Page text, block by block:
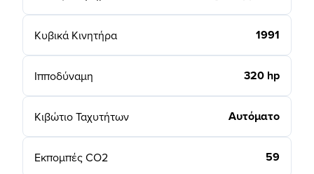
Κυβικά Κινητήρα 1991
Ιπποδύναμη 320 hp
Κιβώτιο Ταχυτήτων Αυτόματο
Εκπομπές CO2 59